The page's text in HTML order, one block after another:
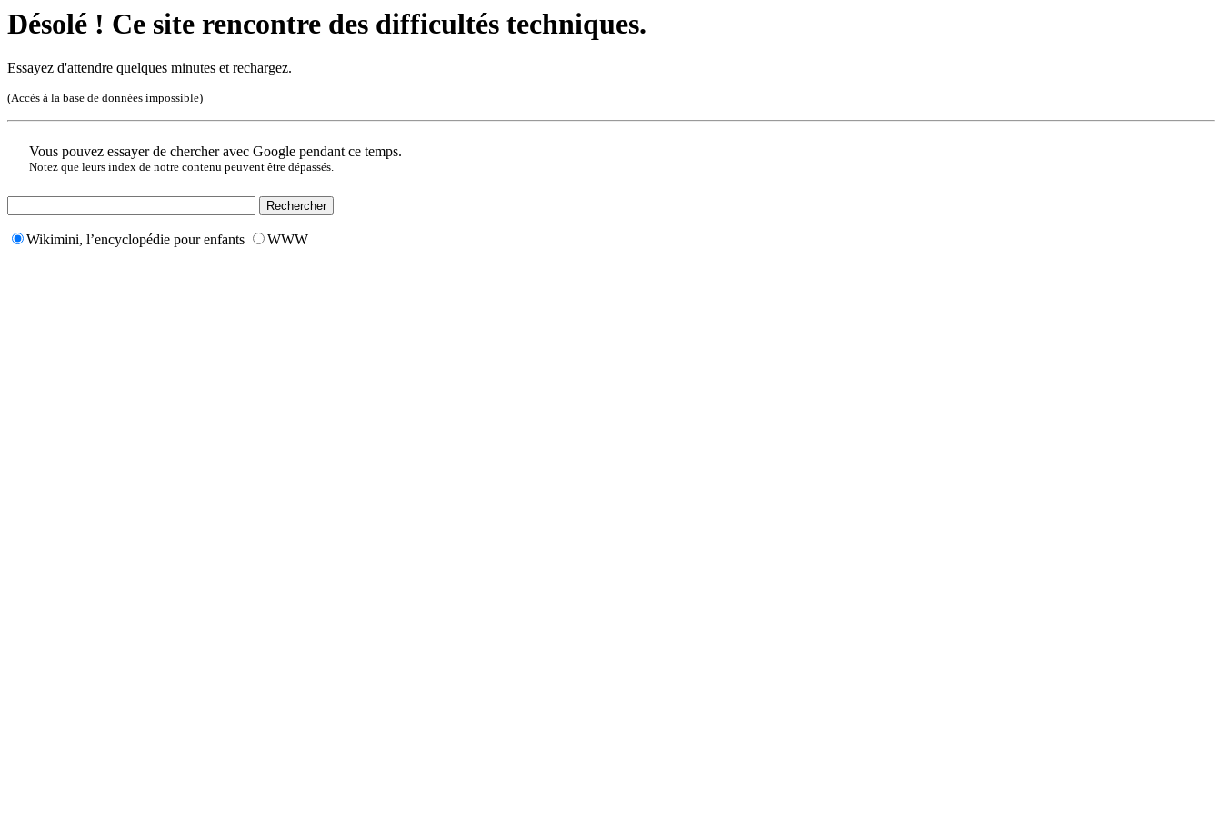
Désolé ! Ce site rencontre des difficultés techniques.
Essayez d'attendre quelques minutes et rechargez.
(Accès à la base de données impossible)
Vous pouvez essayer de chercher avec Google pendant ce temps.
Notez que leurs index de notre contenu peuvent être dépassés.
Wikimini, l’encyclopédie pour enfants WWW